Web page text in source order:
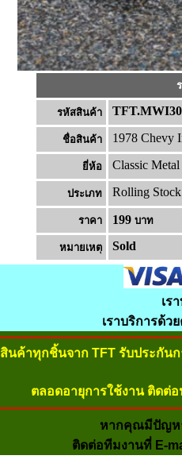
รหัสสินค้า
ชื่อสินค้า 1978 Chevy
ยี่ห้อ Classic
ประเภท Rolling Stock
ราคา 199 บาท
หมายเหต Sold
เร
เราบริการด้ว
สินค้าทุกชิ้นจาก TFT รับประกัน
ตลอดอายุการใช้งาน ติดต่
หากคุณมีปัญห
ติดต่อทีมงานที่ E-